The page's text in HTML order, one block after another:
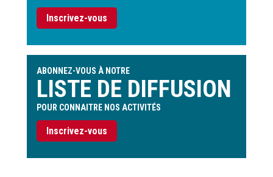
Inscrivez-vous
ABONNEZ-VOUS À NOTRE
LISTE DE DIFFUSION
POUR CONNAITRE NOS ACTIVITÉS
Inscrivez-vous